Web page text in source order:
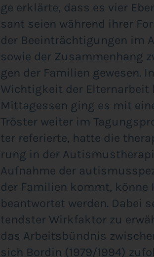
ge erklär­te, dass es vier
sant sei­en wäh­rend ihrer
der Beein­träch­ti­gun­gen im
sowie der Zusam­men­hang
gen der Fami­li­en gewe­sen.
Wich­tig­keit der Eltern­ar­beit
Mit­tag­essen ging es mit
Trös­ter wei­ter im
ter refe­rier­te, hat­te die
rung in der
Auf­nah­me der
der Fami­li­en kommt, kön­ne
beant­wor­tet wer­den. Dabei
tends­ter Wirk­fak­tor zu
das Arbeits­bünd­nis
sich Bord­in (1979/1994)